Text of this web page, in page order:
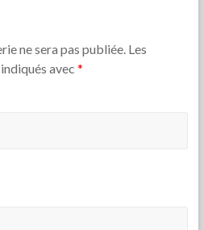
ne sera pas publiée. Les
avec *